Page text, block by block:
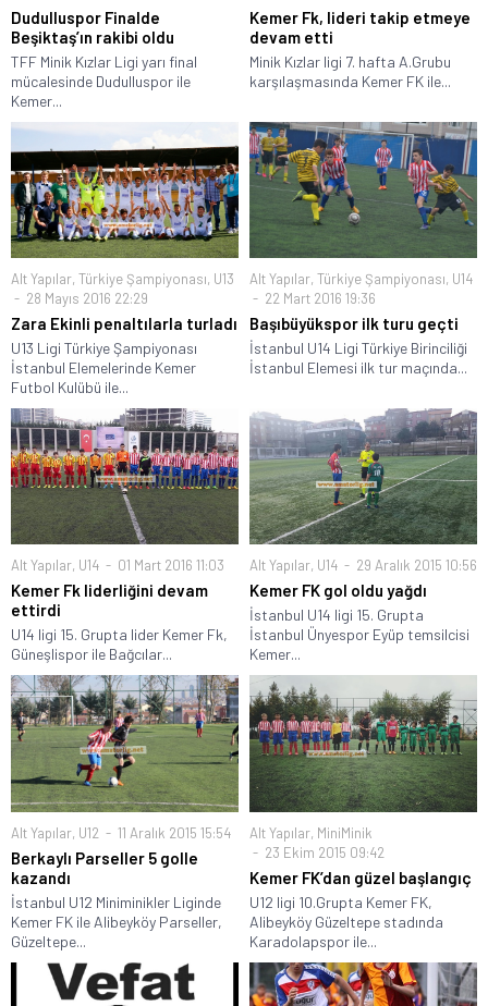
Dudulluspor Finalde
Beşiktaş’ın rakibi oldu
TFF Minik Kızlar Ligi yarı final
mücalesinde Dudulluspor ile
Kemer...
Kemer Fk, lideri takip etmeye
devam etti
Minik Kızlar ligi 7. hafta A.Grubu
karşılaşmasında Kemer FK ile...
Alt Yapılar, Türkiye Şampiyonası, U13
28 Mayıs 2016 22:29
Zara Ekinli penaltılarla turladı
U13 Ligi Türkiye Şampiyonası
İstanbul Elemelerinde Kemer
Futbol Kulübü ile...
Alt Yapılar, Türkiye Şampiyonası, U14
22 Mart 2016 19:36
Başıbüyükspor ilk turu geçti
İstanbul U14 Ligi Türkiye Birinciliği
İstanbul Elemesi ilk tur maçında...
Alt Yapılar, U14 01 Mart 2016 11:03
Kemer Fk liderliğini devam
ettirdi
U14 ligi 15. Grupta lider Kemer Fk,
Güneşlispor ile Bağcılar...
Alt Yapılar, U14 29 Aralık 2015 10:56
Kemer FK gol oldu yağdı
İstanbul U14 ligi 15. Grupta
İstanbul Ünyespor Eyüp temsilcisi
Kemer...
Alt Yapılar, U12 11 Aralık 2015 15:54
Berkaylı Parseller 5 golle
kazandı
İstanbul U12 Miniminikler Liginde
Kemer FK ile Alibeyköy Parseller,
Güzeltepe...
Alt Yapılar, MiniMinik
23 Ekim 2015 09:42
Kemer FK’dan güzel başlangıç
U12 ligi 10.Grupta Kemer FK,
Alibeyköy Güzeltepe stadında
Karadolapspor ile...